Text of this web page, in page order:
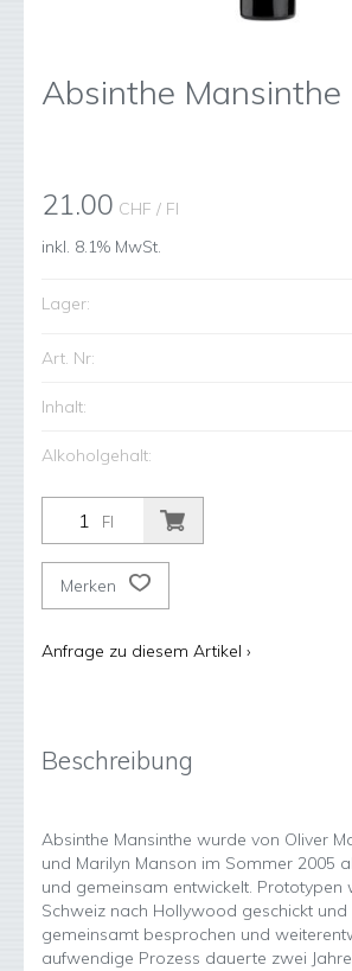
Absinthe Mansinthe
21.00 CHF / Fl
inkl. 8.1% MwSt.
Lager:
Art. Nr:
Inhalt:
Alkoholgehalt:
Fl
Merken
Anfrage zu diesem Artikel ›
Beschreibung
Absinthe Mansinthe wurde von Oliver
und Marilyn Manson im Sommer 2005
und gemeinsam entwickelt. Prototypen
Schweiz nach Hollywood geschickt und
gemeinsamt besprochen und
aufwendige Prozess dauerte zwei